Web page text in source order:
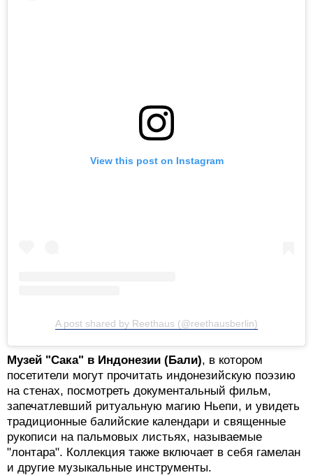
View this post on Instagram
A post shared by Reethaus (@reethausberlin)
Музей "Сака" в Индонезии (Бали), в котором
посетители могут прочитать индонезийскую поэзию
на стенах, посмотреть документальный фильм,
запечатлевший ритуальную магию Ньепи, и увидеть
традиционные балийские календари и священные
рукописи на пальмовых листьях, называемые
"лонтара". Коллекция также включает в себя гамелан
и другие музыкальные инструменты.